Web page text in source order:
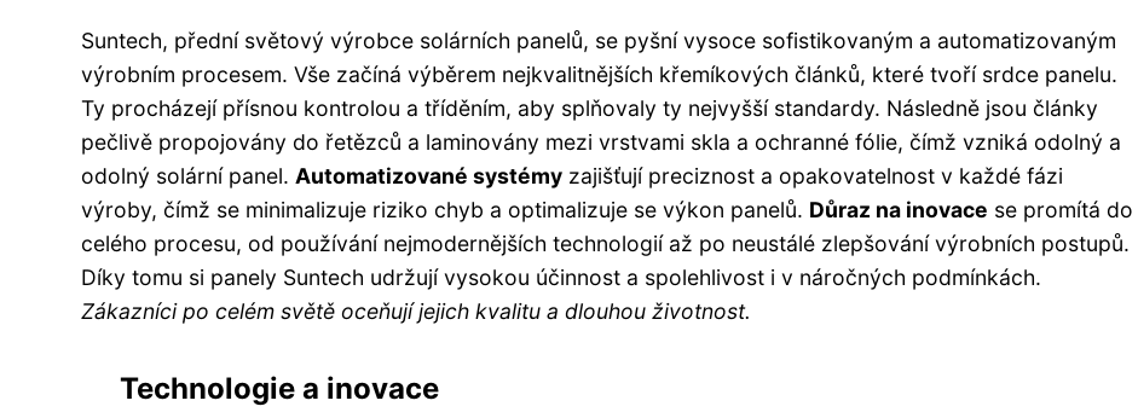
Suntech, přední světový výrobce solárních panelů, se pyšní vysoce sofistikovaným a automatizovaným
výrobním procesem. Vše začíná výběrem nejkvalitnějších křemíkových článků, které tvoří srdce panelu.
Ty procházejí přísnou kontrolou a tříděním, aby splňovaly ty nejvyšší standardy. Následně jsou články
pečlivě propojovány do řetězců a laminovány mezi vrstvami skla a ochranné fólie, čímž vzniká odolný a
odolný solární panel. Automatizované systémy zajišťují preciznost a opakovatelnost v každé fázi
výroby, čímž se minimalizuje riziko chyb a optimalizuje se výkon panelů. Důraz na inovace se promítá do
celého procesu, od používání nejmodernějších technologií až po neustálé zlepšování výrobních postupů.
Díky tomu si panely Suntech udržují vysokou účinnost a spolehlivost i v náročných podmínkách.
Zákazníci po celém světě oceňují jejich kvalitu a dlouhou životnost.
Technologie a inovace